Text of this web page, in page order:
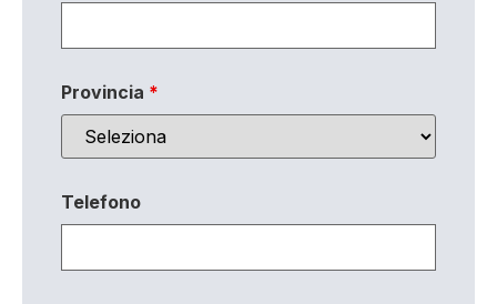
Provincia *
Telefono